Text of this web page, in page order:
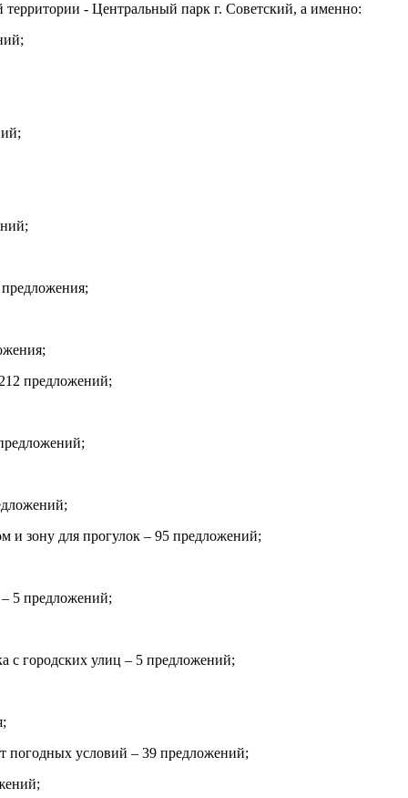
территории - Центральный парк г. Советский, а именно:
предложений;
предложений;
и зону для прогулок – 95 предложений;
5 предложений;
с городских улиц – 5 предложений;
погодных условий – 39 предложений;